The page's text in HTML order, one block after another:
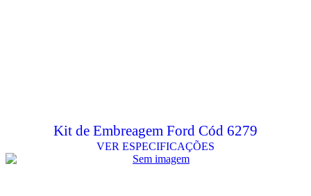
Kit de Embreagem Ford Cód 6279
VER ESPECIFICAÇÕES